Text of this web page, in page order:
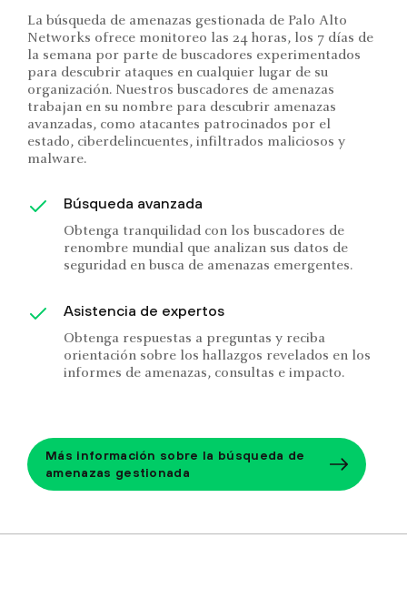
La búsqueda de amenazas gestionada de Palo Alto
Networks ofrece monitoreo las 24 horas, los 7 días de
la semana por parte de buscadores experimentados
para descubrir ataques en cualquier lugar de su
organización. Nuestros buscadores de amenazas
trabajan en su nombre para descubrir amenazas
avanzadas, como atacantes patrocinados por el
estado, ciberdelincuentes, infiltrados maliciosos y
malware.
Búsqueda avanzada
Obtenga tranquilidad con los buscadores de
renombre mundial que analizan sus datos de
seguridad en busca de amenazas emergentes.
Asistencia de expertos
Obtenga respuestas a preguntas y reciba
orientación sobre los hallazgos revelados en los
informes de amenazas, consultas e impacto.
Más información sobre la búsqueda de
amenazas gestionada